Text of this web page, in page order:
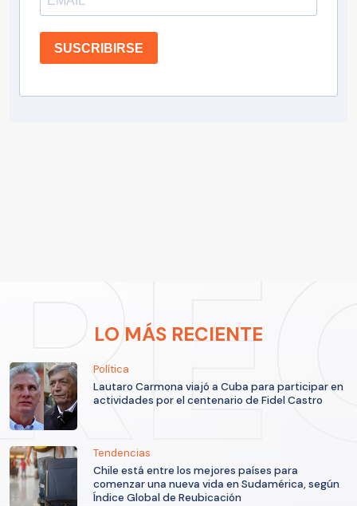
SUSCRIBIRSE
LO MÁS RECIENTE
Política
Lautaro Carmona viajó a Cuba para participar en
actividades por el centenario de Fidel Castro
Tendencias
Chile está entre los mejores países para
comenzar una nueva vida en Sudamérica, según
Índice Global de Reubicación